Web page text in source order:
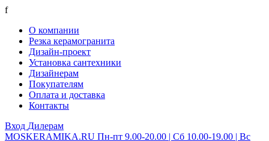
f
О компании
Резка керамогранита
Дизайн-проект
Установка сантехники
Дизайнерам
Покупателям
Оплата и доставка
Контакты
Вход Дилерам
MOSKERAMIKA.RU Пн-пт 9.00-20.00 | Сб 10.00-19.00 | Вс